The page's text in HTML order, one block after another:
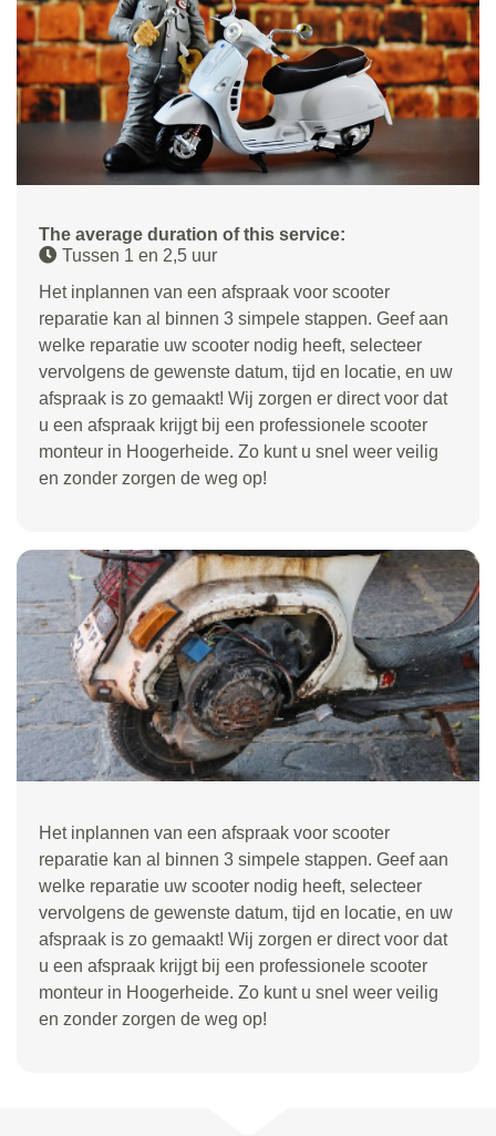
The average duration of this service:
Tussen 1 en 2,5 uur
Het inplannen van een afspraak voor scooter
reparatie kan al binnen 3 simpele stappen. Geef aan
welke reparatie uw scooter nodig heeft, selecteer
vervolgens de gewenste datum, tijd en locatie, en uw
afspraak is zo gemaakt! Wij zorgen er direct voor dat
u een afspraak krijgt bij een professionele scooter
monteur in Hoogerheide. Zo kunt u snel weer veilig
en zonder zorgen de weg op!
Het inplannen van een afspraak voor scooter
reparatie kan al binnen 3 simpele stappen. Geef aan
welke reparatie uw scooter nodig heeft, selecteer
vervolgens de gewenste datum, tijd en locatie, en uw
afspraak is zo gemaakt! Wij zorgen er direct voor dat
u een afspraak krijgt bij een professionele scooter
monteur in Hoogerheide. Zo kunt u snel weer veilig
en zonder zorgen de weg op!